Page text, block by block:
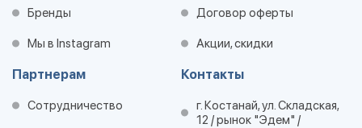
Бренды
Мы в Instagram
Договор оферты
Акции, скидки
Партнерам
Сотрудничество
Контакты
г. Костанай, ул. Складская,
12 / рынок "Эдем" /